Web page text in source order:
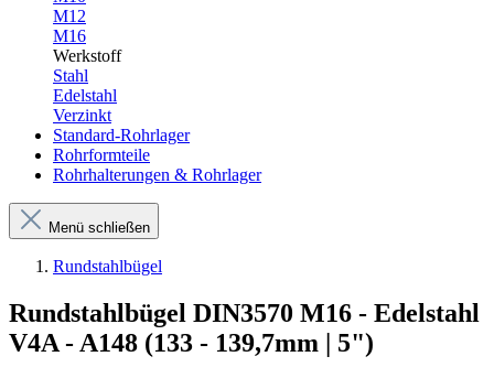
M12
M16
Werkstoff
Stahl
Edelstahl
Verzinkt
Standard-Rohrlager
Rohrformteile
Rohrhalterungen & Rohrlager
Menü schließen
Rundstahlbügel
Rundstahlbügel DIN3570 M16 - Edelstahl
V4A - A148 (133 - 139,7mm | 5")